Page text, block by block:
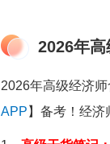
2026年
2026年高级经济
APP 】备考！经济